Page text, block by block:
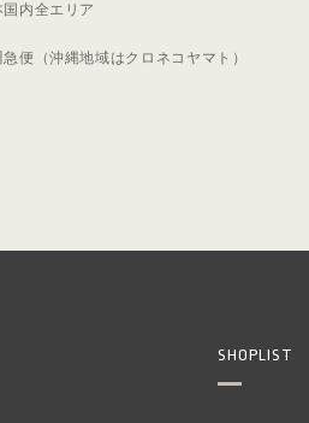
国内全エリア
急便（沖縄地域はクロネコヤマト）
SHOPLIST